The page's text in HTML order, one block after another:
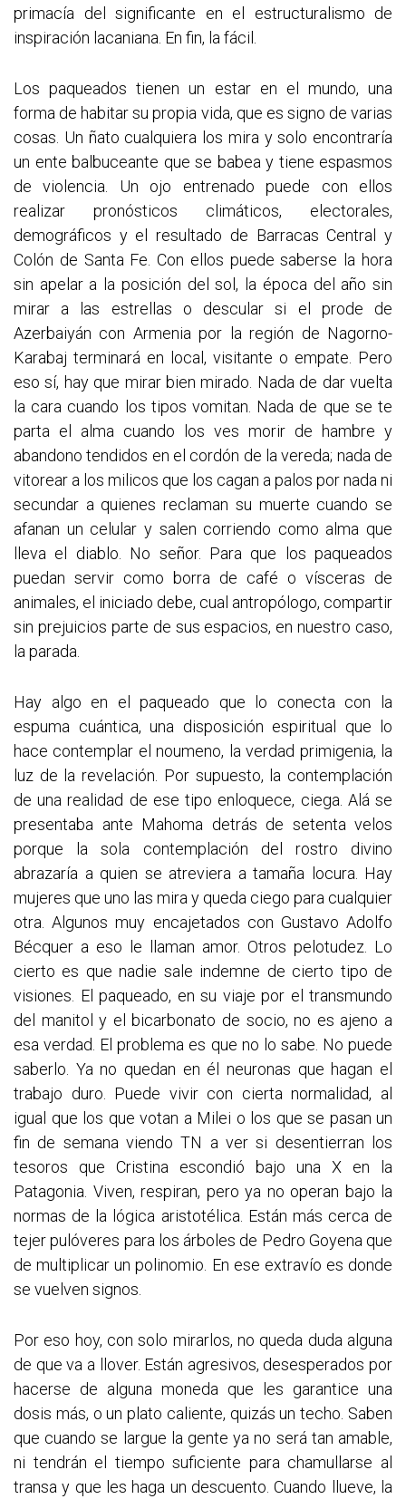
primacía del significante en el estructuralismo de
inspiración lacaniana. En fin, la fácil.
Los paqueados tienen un estar en el mundo, una
forma de habitar su propia vida, que es signo de varias
cosas. Un ñato cualquiera los mira y solo encontraría
un ente balbuceante que se babea y tiene espasmos
de violencia. Un ojo entrenado puede con ellos
realizar pronósticos climáticos, electorales,
demográficos y el resultado de Barracas Central y
Colón de Santa Fe. Con ellos puede saberse la hora
sin apelar a la posición del sol, la época del año sin
mirar a las estrellas o descular si el prode de
Azerbaiyán con Armenia por la región de Nagorno-
Karabaj terminará en local, visitante o empate. Pero
eso sí, hay que mirar bien mirado. Nada de dar vuelta
la cara cuando los tipos vomitan. Nada de que se te
parta el alma cuando los ves morir de hambre y
abandono tendidos en el cordón de la vereda; nada de
vitorear a los milicos que los cagan a palos por nada ni
secundar a quienes reclaman su muerte cuando se
afanan un celular y salen corriendo como alma que
lleva el diablo. No señor. Para que los paqueados
puedan servir como borra de café o vísceras de
animales, el iniciado debe, cual antropólogo, compartir
sin prejuicios parte de sus espacios, en nuestro caso,
la parada.
Hay algo en el paqueado que lo conecta con la
espuma cuántica, una disposición espiritual que lo
hace contemplar el noumeno, la verdad primigenia, la
luz de la revelación. Por supuesto, la contemplación
de una realidad de ese tipo enloquece, ciega. Alá se
presentaba ante Mahoma detrás de setenta velos
porque la sola contemplación del rostro divino
abrazaría a quien se atreviera a tamaña locura. Hay
mujeres que uno las mira y queda ciego para cualquier
otra. Algunos muy encajetados con Gustavo Adolfo
Bécquer a eso le llaman amor. Otros pelotudez. Lo
cierto es que nadie sale indemne de cierto tipo de
visiones. El paqueado, en su viaje por el transmundo
del manitol y el bicarbonato de socio, no es ajeno a
esa verdad. El problema es que no lo sabe. No puede
saberlo. Ya no quedan en él neuronas que hagan el
trabajo duro. Puede vivir con cierta normalidad, al
igual que los que votan a Milei o los que se pasan un
fin de semana viendo TN a ver si desentierran los
tesoros que Cristina escondió bajo una X en la
Patagonia. Viven, respiran, pero ya no operan bajo la
normas de la lógica aristotélica. Están más cerca de
tejer pulóveres para los árboles de Pedro Goyena que
de multiplicar un polinomio. En ese extravío es donde
se vuelven signos.
Por eso hoy, con solo mirarlos, no queda duda alguna
de que va a llover. Están agresivos, desesperados por
hacerse de alguna moneda que les garantice una
dosis más, o un plato caliente, quizás un techo. Saben
que cuando se largue la gente ya no será tan amable,
ni tendrán el tiempo suficiente para chamullarse al
transa y que les haga un descuento. Cuando llueve, la